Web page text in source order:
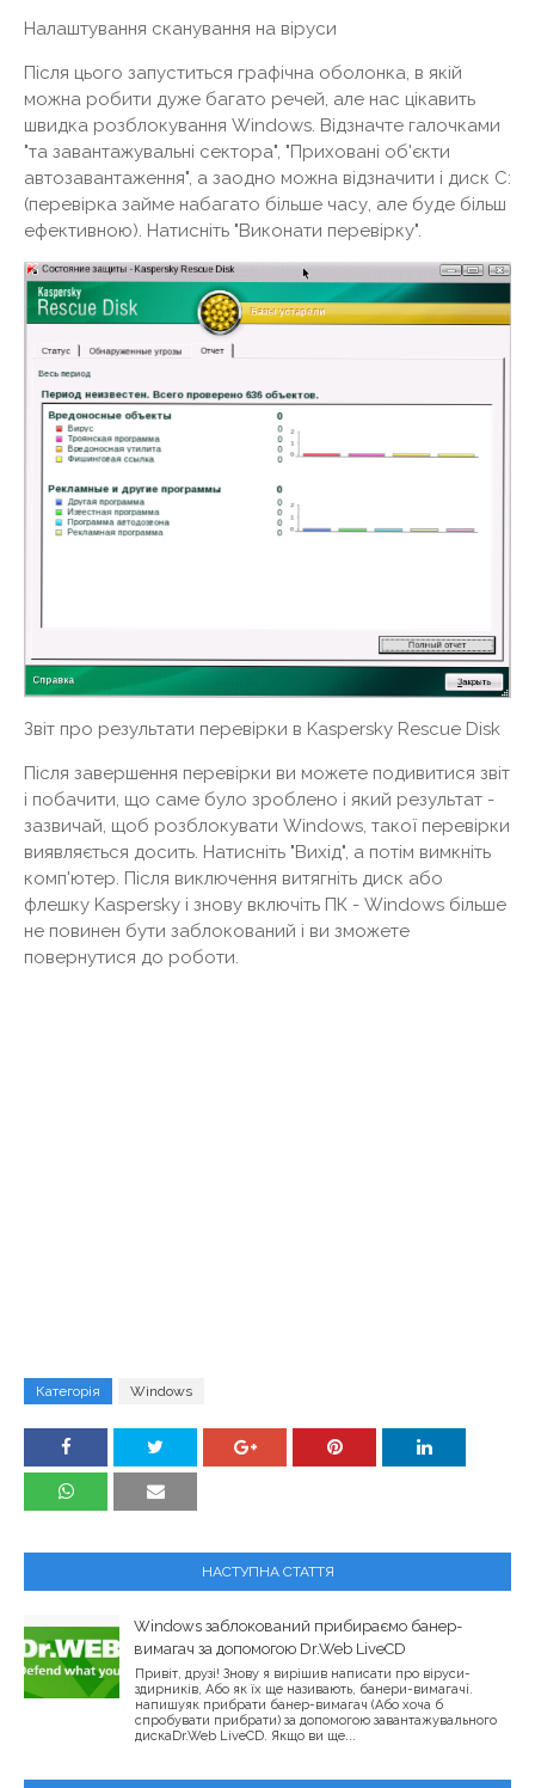
Налаштування сканування на віруси
Після цього запуститься графічна оболонка, в якій
можна робити дуже багато речей, але нас цікавить
швидка розблокування Windows. Відзначте галочками
"та завантажувальні сектора", "Приховані об'єкти
автозавантаження", а заодно можна відзначити і диск C:
(перевірка займе набагато більше часу, але буде більш
ефективною). Натисніть "Виконати перевірку".
Звіт про результати перевірки в Kaspersky Rescue Disk
Після завершення перевірки ви можете подивитися звіт
і побачити, що саме було зроблено і який результат -
зазвичай, щоб розблокувати Windows, такої перевірки
виявляється досить. Натисніть "Вихід", а потім вимкніть
комп'ютер. Після виключення витягніть диск або
флешку Kaspersky і знову включіть ПК - Windows більше
не повинен бути заблокований і ви зможете
повернутися до роботи.
Категорія Windows
НАСТУПНА СТАТТЯ
Windows заблокований прибираємо банер-
вимагач за допомогою Dr.Web LiveCD
Привіт, друзі! Знову я вирішив написати про віруси-
здирників, Або як їх ще називають, банери-вимагачі.
напишуяк прибрати банер-вимагач (Або хоча б
спробувати прибрати) за допомогою завантажувального
дискаDr.Web LiveCD. Якщо ви ще...